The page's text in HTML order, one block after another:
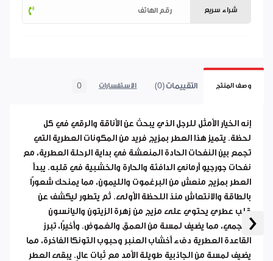
‹
شراء سريع
وصف المنتج التقييمات (0) الاستفسارات 0
إنه الخيار الأمثل للرجل الذي يبحث عن الأناقة والرقي في كل
لحظة. يتميز هذا العطر بمزيج فريد من المكونات العطرية التي
تجمع بين النفحات الحادة المنعشة في بداية الرحلة العطرية، مع
نفحات جورجيو أرماني الدافئة والحارة والخشبية في قلبه. يبدأ
العطر بمزيج منعش من البرغموت والليمون، مما يمنحك شعورًا
بالطاقة والانتعاش منذ اللحظة الأولى. ثم يتطور ليكشف عن
قلب عطري يحتوي على مزيج من زهرة الزيتون واليانسون
النجمي، مما يضيف لمسة من العمق والغموض. وأخيرًا، تبرز
القاعدة العطرية دفء أخشاب العنبر وحبوب التونكا الفاخرة، مما
يضيف لمسة من الجاذبية طويلة الأمد مع ثبات عالٍ. يبقى العطر